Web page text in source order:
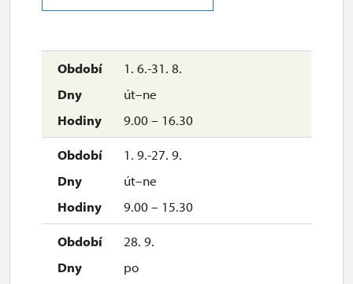
1. 6.-31. 8.
út–ne
9.00 – 16.30
1. 9.-27. 9.
út–ne
9.00 – 15.30
28. 9.
po